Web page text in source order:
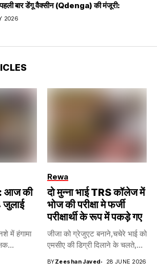
बार डेंगू वैक्सीन (Qdenga) की मंजूरी:
2026
आज की
जुलाई
में हंगामा
Rewa
दो मुन्ना भाई TRS कॉलेज में
भोज की परीक्षा मे फर्जी
परीक्षार्थी के रूप में पकड़े गए
जीजा को ग्रेजुएट बनाने,चचेरे भाई को
एमसीए की डिग्री दिलाने के चलते,...
BYZeeshan Javed 28 JUNE 2026